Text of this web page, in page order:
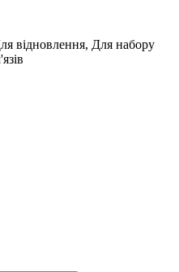
відновлення, Для набору